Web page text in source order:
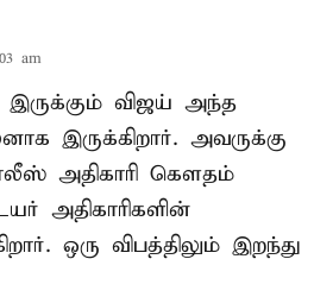
am
இருக்கும் விஜய் அந்த
இருக்கிறார். அவருக்கு
அதிகாரி கௌதம்
அதிகாரிகளின்
ஒரு விபத்திலும் இறந்து